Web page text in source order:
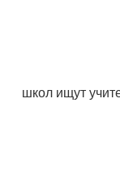
школ ищут